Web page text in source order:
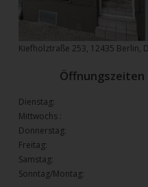
Kiefholztraße 253, 12435 Berlin,
Öffnungszeiten
Dienstag:
Mittwochs :
Donnerstag:
Freitag:
Samstag:
Sonntag/Montag: